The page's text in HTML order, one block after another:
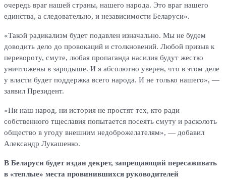
очередь враг нашей страны, нашего народа. Это враг нашего
единства, а следовательно, и независимости Беларуси».
«Такой радикализм будет подавлен изначально. Мы не будем
доводить дело до провокаций и столкновений. Любой призыв к
перевороту, смуте, любая пропаганда насилия будут жестко
уничтожены в зародыше. И я абсолютно уверен, что в этом деле
у власти будет поддержка всего народа. И не только нашего», —
заявил Президент.
«Ни наш народ, ни история не простят тех, кто ради
собственного тщеславия попытается посеять смуту и расколоть
общество в угоду внешним недоброжелателям», — добавил
Александр Лукашенко.
В Беларуси будет издан декрет, запрещающий пересаживать
в «теплые» места провинившихся руководителей